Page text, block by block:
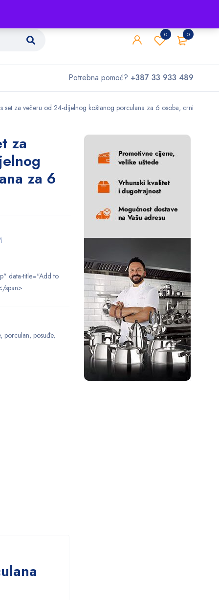
0
0
Potrebna pomoć? +387 33 933 489
set za večeru od 24-dijelnog koštanog porculana za 6 osoba, crni
za
za 6
data-title="Add to
span>
, porculan, posuđe,